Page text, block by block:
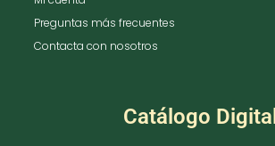
Preguntas más frecuentes
Contacta con nosotros
Catálogo